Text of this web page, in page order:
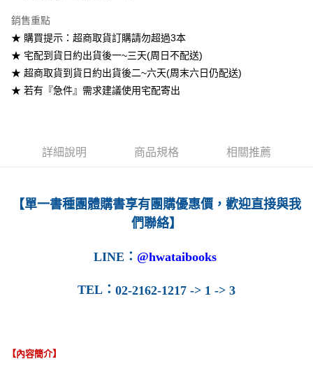
7-11取貨付款
每筆NT$60
付款後7-11取貨
每筆NT$100
銷售重點
★ 購買提示：超商取貨訂購請勿超過3本
★ 宅配到貨日約出貨後一~三天(周日不配送)
★ 超商取貨到貨日約出貨後二~六天(周末六日仍配送)
★ 若有『急件』需求建議使用宅配寄出
詳細說明 商品規格 相關推薦
【單一書種團體購書享有團購優惠價，歡迎直接與我
們聯絡】
LINE ： @hwataibooks
TEL ： 02-2162-1217 -> 1 -> 3
【內容簡介】